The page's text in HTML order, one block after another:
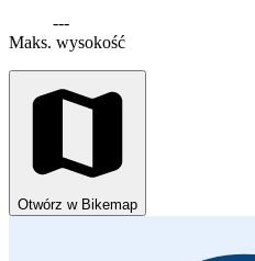
---
Maks. wysokość
Otwórz w Bikemap